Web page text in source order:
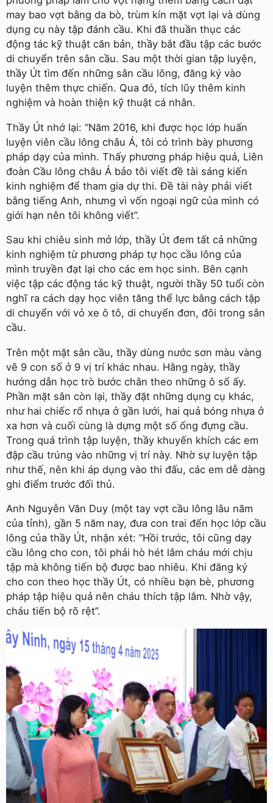
may bao vợt bằng da bò, trùm kín mặt vợt lại và dùng
dụng cụ này tập đánh cầu. Khi đã thuần thục các
động tác kỹ thuật căn bản, thầy bắt đầu tập các bước
di chuyển trên sân cầu. Sau một thời gian tập luyện,
thầy Út tìm đến những sân cầu lông, đăng ký vào
luyện thêm thực chiến. Qua đó, tích lũy thêm kinh
nghiệm và hoàn thiện kỹ thuật cá nhân.
Thầy Út nhớ lại: “Năm 2016, khi được học lớp huấn
luyện viên cầu lông châu Á, tôi có trình bày phương
pháp dạy của mình. Thấy phương pháp hiệu quả, Liên
đoàn Cầu lông châu Á bảo tôi viết đề tài sáng kiến
kinh nghiệm để tham gia dự thi. Đề tài này phải viết
bằng tiếng Anh, nhưng vì vốn ngoại ngữ của mình có
giới hạn nên tôi không viết”.
Sau khi chiêu sinh mở lớp, thầy Út đem tất cả những
kinh nghiệm từ phương pháp tự học cầu lông của
mình truyền đạt lại cho các em học sinh. Bên cạnh
việc tập các động tác kỹ thuật, người thầy 50 tuổi còn
nghĩ ra cách dạy học viên tăng thể lực bằng cách tập
di chuyển với vỏ xe ô tô, di chuyển đơn, đôi trong sân
cầu.
Trên một mặt sân cầu, thầy dùng nước sơn màu vàng
vẽ 9 con số ở 9 vị trí khác nhau. Hằng ngày, thầy
hướng dẫn học trò bước chân theo những ô số ấy.
Phần mặt sân còn lại, thầy đặt những dụng cụ khác,
như hai chiếc rổ nhựa ở gần lưới, hai quả bóng nhựa ở
xa hơn và cuối cùng là dựng một số ống đựng cầu.
Trong quá trình tập luyện, thầy khuyến khích các em
đập cầu trúng vào những vị trí này. Nhờ sự luyện tập
như thế, nên khi áp dụng vào thi đấu, các em dễ dàng
ghi điểm trước đối thủ.
Anh Nguyễn Văn Duy (một tay vợt cầu lông lâu năm
của tỉnh), gần 5 năm nay, đưa con trai đến học lớp cầu
lông của thầy Út, nhận xét: “Hồi trước, tôi cũng dạy
cầu lông cho con, tôi phải hò hét lắm cháu mới chịu
tập mà không tiến bộ được bao nhiêu. Khi đăng ký
cho con theo học thầy Út, có nhiều bạn bè, phương
pháp tập hiệu quả nên cháu thích tập lắm. Nhờ vậy,
cháu tiến bộ rõ rệt”.